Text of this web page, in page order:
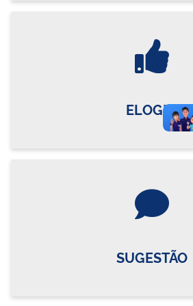
ELOGIO
SUGESTÃO